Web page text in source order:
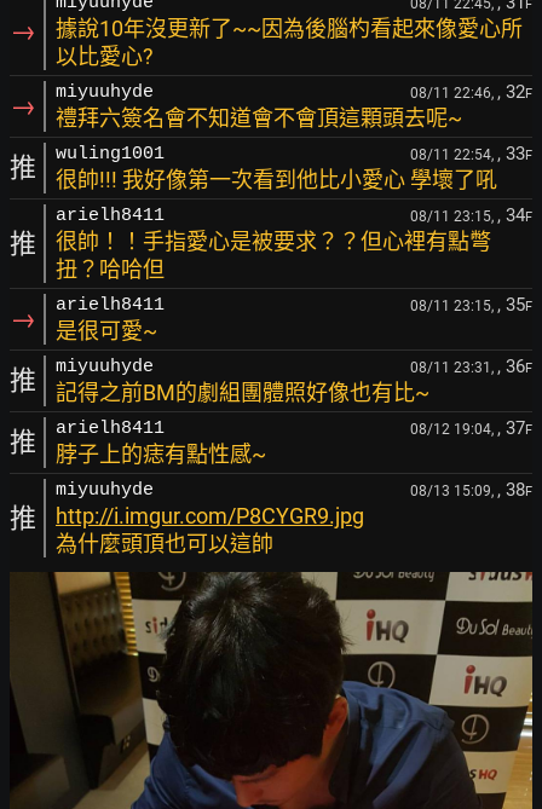
→
08/11 22:45, F
據說10年沒更新了~~因為後腦杓看起來像愛心所
以比愛心?
→ miyuuhyde 08/11 22:46, , 32F
禮拜六簽名會不知道會不會頂這顆頭去呢~
推 wuling1001 08/11 22:54, , 33F
很帥!!! 我好像第一次看到他比小愛心 學壞了吼
推
arielh8411 08/11 23:15, , 34F
很帥！！手指愛心是被要求？？但心裡有點彆
扭？哈哈但
→ arielh8411 08/11 23:15, , 35F
是很可愛~
推 miyuuhyde 08/11 23:31, , 36F
記得之前BM的劇組團體照好像也有比~
推 arielh8411 08/12 19:04, , 37F
脖子上的痣有點性感~
推
miyuuhyde 08/13 15:09, , 38F
http://i.imgur.com/P8CYGR9.jpg
為什麼頭頂也可以這帥